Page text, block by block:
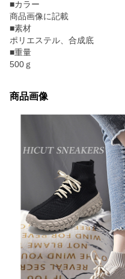
■カラー
商品画像に記載
■素材
ポリエステル、合成底
■重量
500ｇ
商品画像